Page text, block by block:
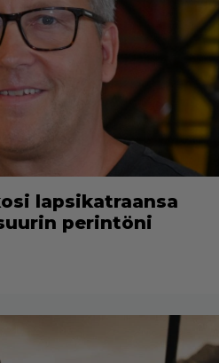
lapsikatraansa
perintöni